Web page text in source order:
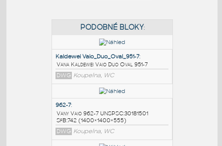
Kaldewei Vaio_Duo_Oval_951-7: